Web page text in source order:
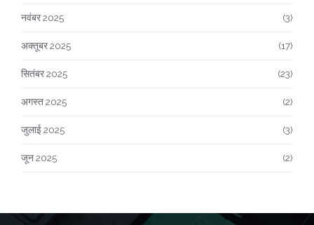
नवंबर 2025 (3)
अक्तूबर 2025 (17)
सितंबर 2025 (23)
अगस्त 2025 (2)
जुलाई 2025 (3)
जून 2025 (2)